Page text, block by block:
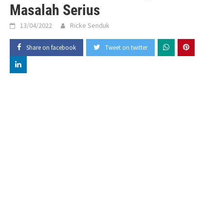
Masalah Serius
13/04/2022 Ricke Senduk
Share on facebook Tweet on twitter